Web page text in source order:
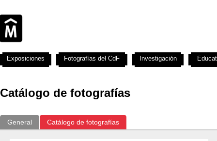
Catálogo de fotografías
General Catálogo de fotografías
Exposiciones Fotografías del CdF Investigación